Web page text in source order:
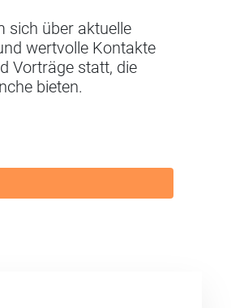
sich über aktuelle
wertvolle Kontakte
Vorträge statt, die
bieten.